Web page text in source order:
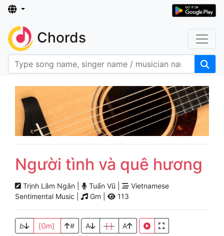
Chords
Người tình và quê hương
Trịnh Lâm Ngân | Tuấn Vũ |
Vietnamese
Sentimental Music |
Gm | 113
b [Gm] # A [ ] A